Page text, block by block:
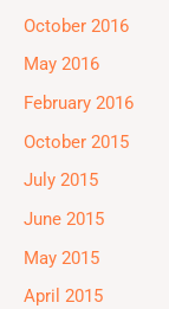
October 2016
May 2016
February 2016
October 2015
July 2015
June 2015
May 2015
April 2015